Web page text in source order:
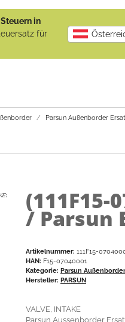
in
für
Parsun Außenborder
: (111F15-
/ Parsun
Artikelnummer: 111F15-
HAN: F15-07040001
Kategorie: Parsun
Hersteller: PARSUN
VALVE, INTAKE
Parsun Aussenborder